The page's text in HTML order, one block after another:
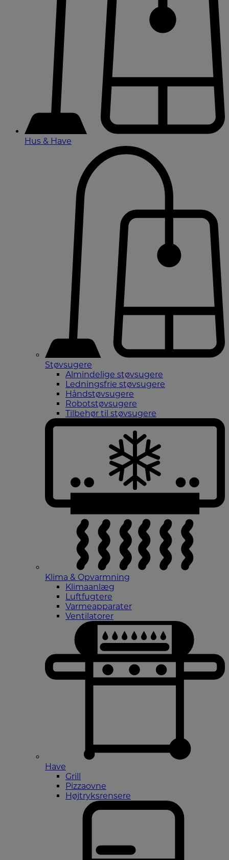
Hus & Have
Støvsugere
Almindelige støvsugere
Ledningsfrie støvsugere
Håndstøvsugere
Robotstøvsugere
Tilbehør til støvsugere
Klima & Opvarmning
Klimaanlæg
Luftfugtere
Varmeapparater
Ventilatorer
Have
Grill
Pizzaovne
Højtryksrensere